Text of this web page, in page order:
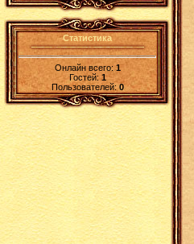
Статистика
Онлайн всего:1
Гостей:1
Пользователей: 0